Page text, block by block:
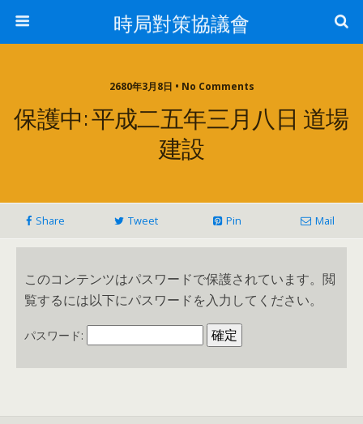
時局對策協議會
2680年3月8日 • No Comments
保護中: 平成二五年三月八日 道場
建設
Share Tweet Pin Mail
このコンテンツはパスワードで保護されています。閲
覧するには以下にパスワードを入力してください。
パスワード: